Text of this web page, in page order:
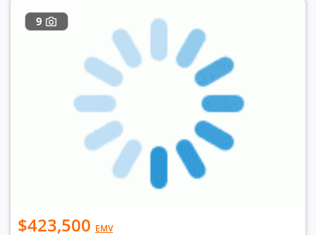
9
$423,500 EMV